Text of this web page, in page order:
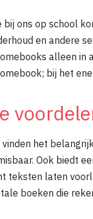
bij ons op school
en andere
alleen in
bij het
vinden het
Ook biedt
teksten laten
boeken die